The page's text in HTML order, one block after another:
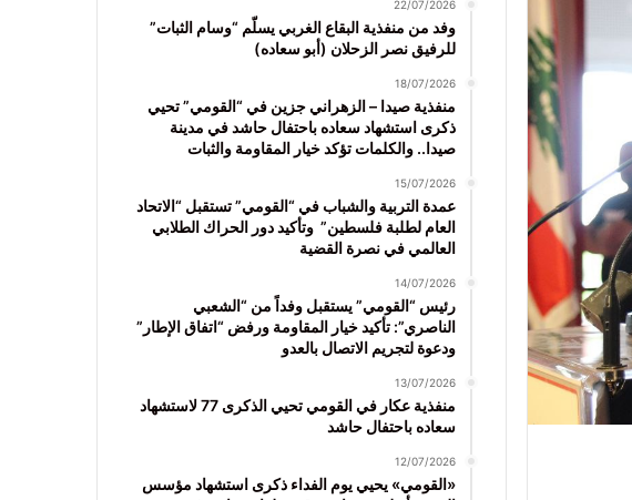
22/07/2026
وفد من منفذية البقاع الغربي يسلّم “وسام الثبات”
للرفيق نصر الزحلان (أبو سعاده)
18/07/2026
منفذية صيدا – الزهراني جزين في “القومي” تحيي
ذكرى استشهاد سعاده باحتفال حاشد في مدينة
صيدا.. والكلمات تؤكد خيار المقاومة والثبات
15/07/2026
عمدة التربية والشباب في “القومي” تستقبل “الاتحاد
العام لطلبة فلسطين” وتأكيد دور الحراك الطلابي
العالمي في نصرة القضية
14/07/2026
رئيس “القومي” يستقبل وفداً من “الشعبي
الناصري”: تأكيد خيار المقاومة ورفض “اتفاق الإطار”
ودعوة لتجريم الاتصال بالعدو
13/07/2026
منفذية عكار في القومي تحيي الذكرى 77 لاستشهاد
سعاده باحتفال حاشد
12/07/2026
«القومي» يحيي يوم الفداء ذكرى استشهاد مؤسس